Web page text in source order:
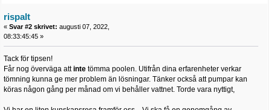
rispalt
« Svar #2 skrivet: augusti 07, 2022,
08:33:45:45 »
Tack för tipsen!
Får nog överväga attinte tömma poolen. Utifrån dina erfarenheter verkar
tömning kunna ge mer problem än lösningar. Tänker också att pumpar kan
köras någon gång per månad om vi behåller vattnet. Torde vara nyttigt,